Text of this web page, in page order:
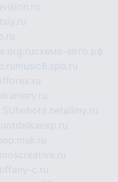
схема-авто.рф
music8.spb.ru
hohota.netalimy.ru
otdelkaexp.ru
tiffany-c.ru